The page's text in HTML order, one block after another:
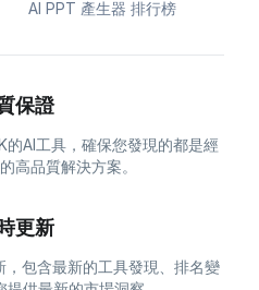
AI PPT 產生器 排行榜
保證
AI工具，確保您發現的都是經
高品質解決方案。
更新
包含最新的工具發現、排名變